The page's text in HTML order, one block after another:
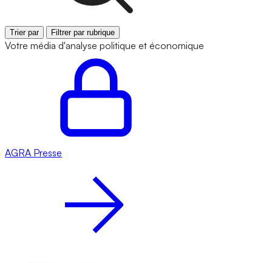
Trier par Filtrer par rubrique
Votre média d'analyse politique et économique
AGRA Presse